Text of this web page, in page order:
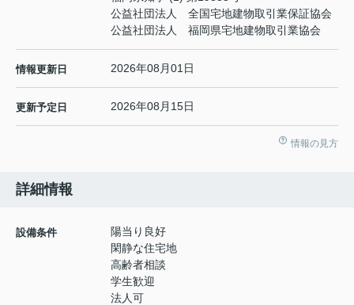
公益社団法人 全国宅地建物取引業保証協会
公益社団法人 福岡県宅地建物取引業協会
情報更新日 2026年08月01日
更新予定日 2026年08月15日
情報の見方
詳細情報
設備条件
陽当り良好
閑静な住宅地
高齢者相談
学生歓迎
法人可